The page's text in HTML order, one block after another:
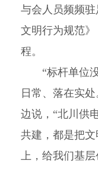
与会人员频频
文明行为规范
程。
“标杆单位没
日常、落在实
边说，“北川供
共建，都是把
上，给我们基